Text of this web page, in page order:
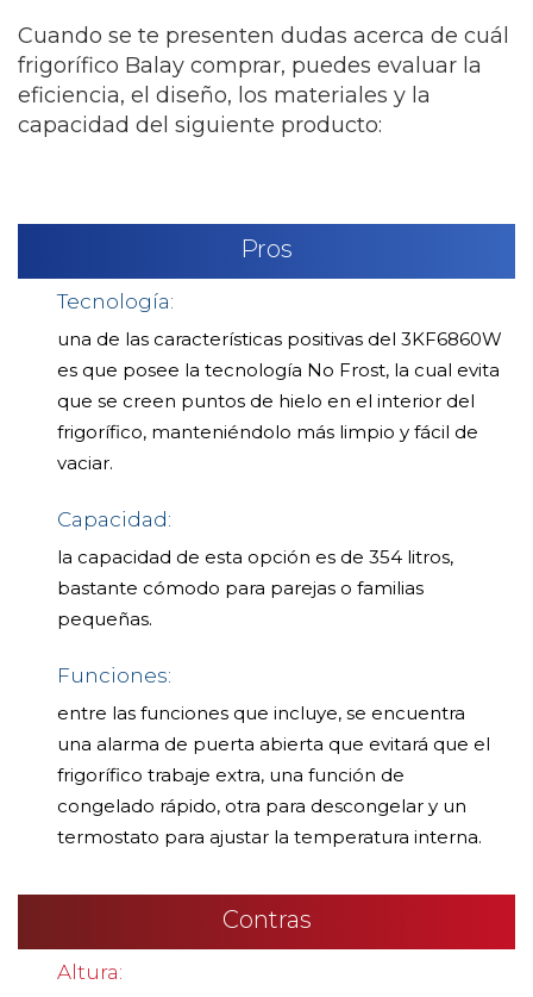
Cuando se te presenten dudas acerca de cuál
frigorífico Balay comprar, puedes evaluar la
eficiencia, el diseño, los materiales y la
capacidad del siguiente producto:
Pros
Tecnología:
una de las características positivas del 3KF6860W
es que posee la tecnología No Frost, la cual evita
que se creen puntos de hielo en el interior del
frigorífico, manteniéndolo más limpio y fácil de
vaciar.
Capacidad:
la capacidad de esta opción es de 354 litros,
bastante cómodo para parejas o familias
pequeñas.
Funciones:
entre las funciones que incluye, se encuentra
una alarma de puerta abierta que evitará que el
frigorífico trabaje extra, una función de
congelado rápido, otra para descongelar y un
termostato para ajustar la temperatura interna.
Contras
Altura: